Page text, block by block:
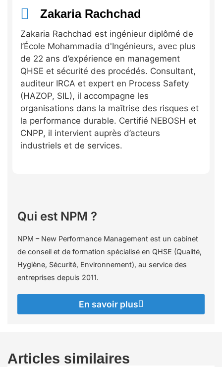
Zakaria Rachchad
Zakaria Rachchad est ingénieur diplômé de
l’École Mohammadia d'Ingénieurs, avec plus
de 22 ans d’expérience en management
QHSE et sécurité des procédés. Consultant,
auditeur IRCA et expert en Process Safety
(HAZOP, SIL), il accompagne les
organisations dans la maîtrise des risques et
la performance durable. Certifié NEBOSH et
CNPP, il intervient auprès d’acteurs
industriels et de services.
Qui est NPM ?
NPM – New Performance Management est un cabinet
de conseil et de formation spécialisé en QHSE (Qualité,
Hygiène, Sécurité, Environnement), au service des
entreprises depuis 2011.
En savoir plus
Articles similaires